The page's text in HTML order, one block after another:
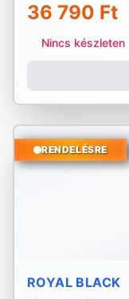
36 790 Ft
Nincs készleten
RENDELÉSRE
ROYAL BLACK